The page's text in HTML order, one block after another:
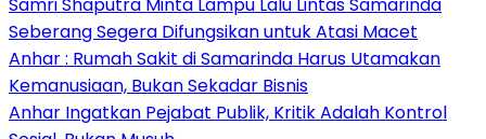
Seberang Segera Difungsikan untuk Atasi Macet
Anhar : Rumah Sakit di Samarinda Harus Utamakan
Kemanusiaan, Bukan Sekadar Bisnis
Anhar Ingatkan Pejabat Publik, Kritik Adalah Kontrol